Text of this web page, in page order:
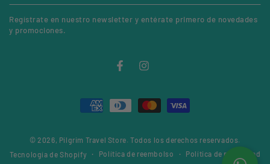
el
correo
Regístrate en nuestro newsletter y entérate primero de novedades
y promociones.
FacebookInstagram
© 2026, Pilgrim Travel Store . Todos los derechos reservados.
Tecnología de Shopify
Política de reembolso Política de privacidad
pago